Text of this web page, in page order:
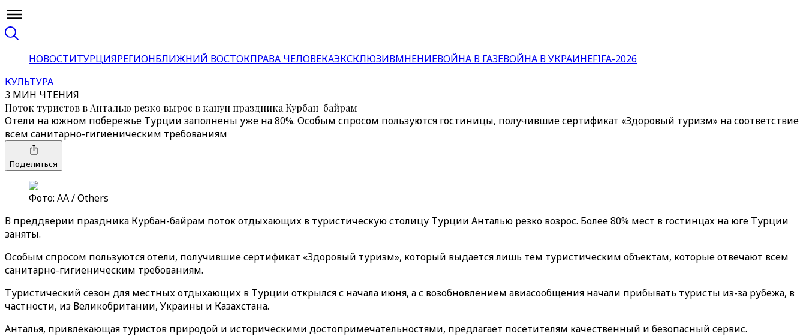
НОВОСТИТУРЦИЯРЕГИОНБЛИЖНИЙ ВОСТОКПРАВА ЧЕЛОВЕКАЭКСКЛЮЗИВМНЕНИЕВОЙНА В ГАЗЕВОЙНА В УКРАИНЕFIFA-2026
КУЛЬТУРА
3 МИН ЧТЕНИЯ
Поток туристов в Анталью резко вырос в канун праздника Курбан-байрам
Отели на южном побережье Турции заполнены уже на 80%. Особым спросом пользуются гостиницы, получившие сертификат «Здоровый туризм» на соответствие
всем санитарно-гигиеническим требованиям
Поделиться
Фото: AA / Others
В преддверии праздника Курбан-байрам поток отдыхающих в туристическую столицу Турции Анталью резко возрос. Более 80% мест в гостинцах на юге Турции
заняты.
Особым спросом пользуются отели, получившие сертификат «Здоровый туризм», который выдается лишь тем туристическим объектам, которые отвечают всем
санитарно-гигиеническим требованиям.
Туристический сезон для местных отдыхающих в Турции открылся с начала июня, а с возобновлением авиасообщения начали прибывать туристы из-за рубежа, в
частности, из Великобритании, Украины и Казахстана.
Анталья, привлекающая туристов природой и историческими достопримечательностями, предлагает посетителям качественный и безопасный сервис.